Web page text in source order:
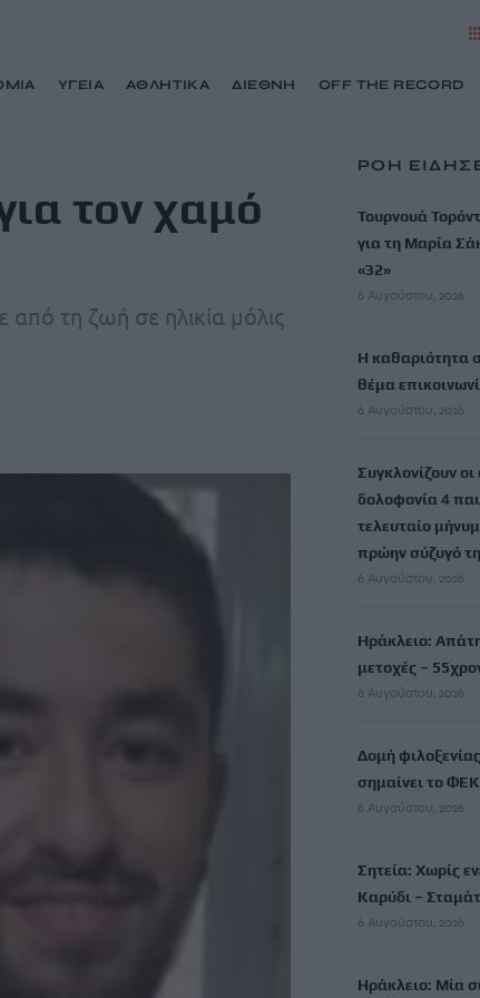
ΥΓΕΙΑ ΑΘΛΗΤΙΚΑ ΔΙΕΘΝΗ OFF THE RECORD
τον χαμό
τη ζωή σε ηλικία μόλις
ΡΟΗ
Τουρνουά
για τη Μαρία
«32»
6 Αυγούστου, 2026
Η καθαριότητα
θέμα
6 Αυγούστου, 2026
Συγκλονίζουν
δολοφονία 4
τελευταίο
πρώην σύζυγό
6 Αυγούστου, 2026
Ηράκλειο:
μετοχές –
6 Αυγούστου, 2026
Δομή
σημαίνει το
6 Αυγούστου, 2026
Σητεία: Χωρίς
Καρύδι –
6 Αυγούστου, 2026
Ηράκλειο: Μία